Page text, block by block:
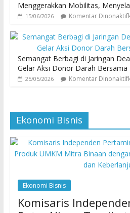
Menggerakkan Mobilitas,
15/06/2026 Komentar
Semangat Berbagi di Jaringan
Gelar Aksi Donor Darah Bersama
25/05/2026 Komentar
Ekonomi Bisnis
Ekonomi Bisnis
Komisaris